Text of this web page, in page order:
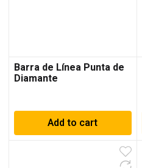
Barra de Línea Punta de
Diamante
Add to cart